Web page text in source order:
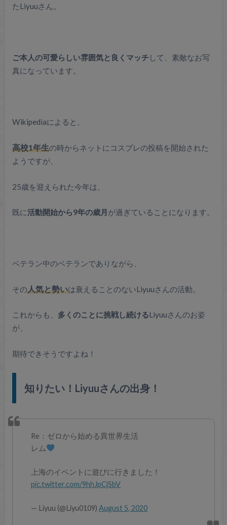
たLiyuuさん。
ご本人の可愛らしい雰囲気と良くマッチして、素敵なお写
真になっています。
Wikipediaによると、
高校1年生の時からネットにコスプレの投稿を開始された
ようですが、
25歳を迎えられた今年は、
既に活動開始から9年の歳月 が過ぎていることになります。
ベテラン中のベテランでありながら、
その人気と勢いは衰えることのないLiyuuさんの活動。
これからも、 多くのことに挑戦し続けるLiyuuさんのお姿
が、
期待できそうですよね！
知りたい！Liyuuさんの出身！
Re：ゼロから始める異世界生活
レム
上海のイベントに遊びに行きました！
pic.twitter.com/9hhJpCjSbV
— Liyuu (@Liyu0109)August 5, 2020